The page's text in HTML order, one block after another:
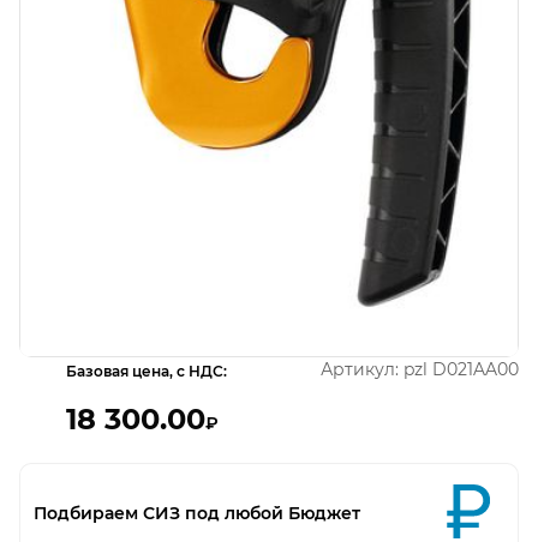
Открыть изображение
Базовая цена, с НДС:
18 300.00₽
Артикул: pzl D021AA00
Подбираем СИЗ под любой Бюджет